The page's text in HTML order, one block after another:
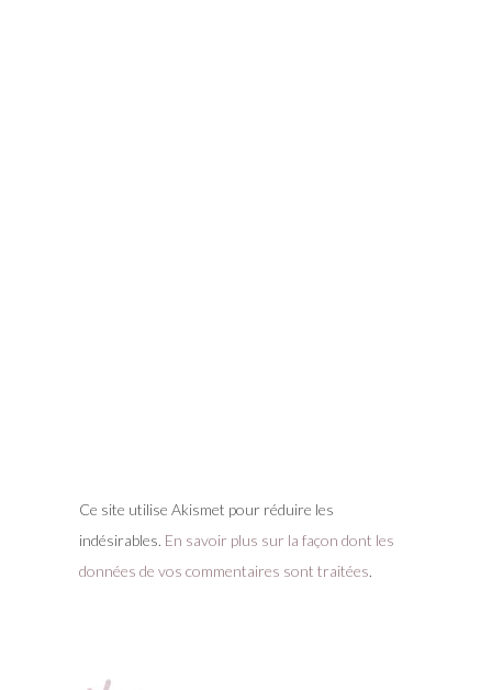
Ce site utilise Akismet pour réduire les
indésirables. En savoir plus sur la façon dont les
données de vos commentaires sont traitées.